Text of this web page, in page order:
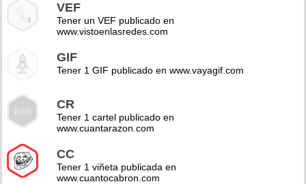
VEF
Tener un VEF publicado en
www.vistoenlasredes.com
GIF
Tener 1 GIF publicado en www.vayagif.com
CR
Tener 1 cartel publicado en
www.cuantarazon.com
CC
Tener 1 viñeta publicada en
www.cuantocabron.com